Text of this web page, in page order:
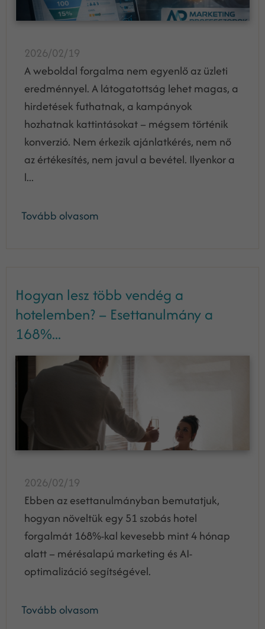
2026/02/19
A weboldal forgalma nem egyenlő az üzleti
eredménnyel. A látogatottság lehet magas, a
hirdetések futhatnak, a kampányok
hozhatnak kattintásokat – mégsem történik
konverzió. Nem érkezik ajánlatkérés, nem nő
az értékesítés, nem javul a bevétel. Ilyenkor a
l...
Tovább olvasom
Hogyan lesz több vendég a
hotelemben? – Esettanulmány a
168%...
2026/02/19
Ebben az esettanulmányban bemutatjuk,
hogyan növeltük egy 51 szobás hotel
forgalmát 168%-kal kevesebb mint 4 hónap
alatt – mérésalapú marketing és AI-
optimalizáció segítségével.
Tovább olvasom